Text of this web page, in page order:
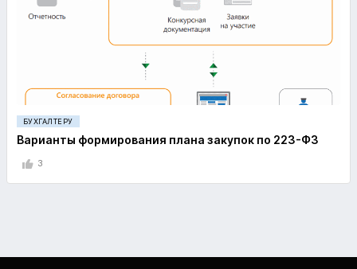
БУХГАЛТЕРУ
Варианты формирования плана закупок по 223-ФЗ
3